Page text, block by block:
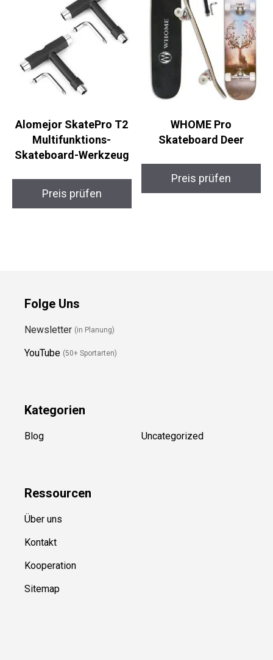
Alomejor SkatePro T2
Multifunktions-
Skateboard-Werkzeug
Preis prüfen
WHOME Pro
Skateboard Deer
Preis prüfen
Folge Uns
Newsletter (in Planung)
YouTube (50+ Sportarten)
Kategorien
Blog Uncategorized
Ressourcen
Über uns
Kontakt
Kooperation
Sitemap